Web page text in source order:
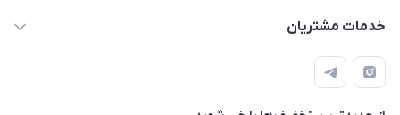
اینترنتی یزدانا
حساب کاربری
لیست محصولات
خدمات مشتریان
راهنمای ثبت سفارش
حریم خصوصی